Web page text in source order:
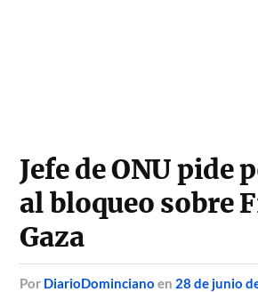
Jefe de ONU pide
al bloqueo sobre
Gaza
por DiarioDominciano en 28 de junio